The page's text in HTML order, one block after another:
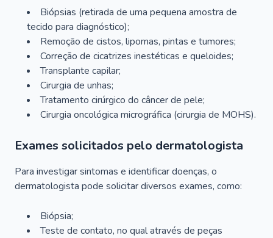
Biópsias (retirada de uma pequena amostra de
tecido para diagnóstico);
Remoção de cistos, lipomas, pintas e tumores;
Correção de cicatrizes inestéticas e queloides;
Transplante capilar;
Cirurgia de unhas;
Tratamento cirúrgico do câncer de pele;
Cirurgia oncológica micrográfica (cirurgia de MOHS).
Exames solicitados pelo dermatologista
Para investigar sintomas e identificar doenças, o
dermatologista pode solicitar diversos exames, como:
Biópsia;
Teste de contato, no qual através de peças